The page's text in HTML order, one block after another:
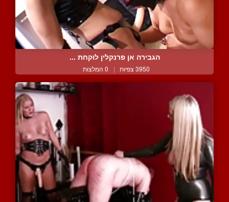
הגבירה אן פרנקלין לוקחת ...
3950 צפיות | 0 המלצות